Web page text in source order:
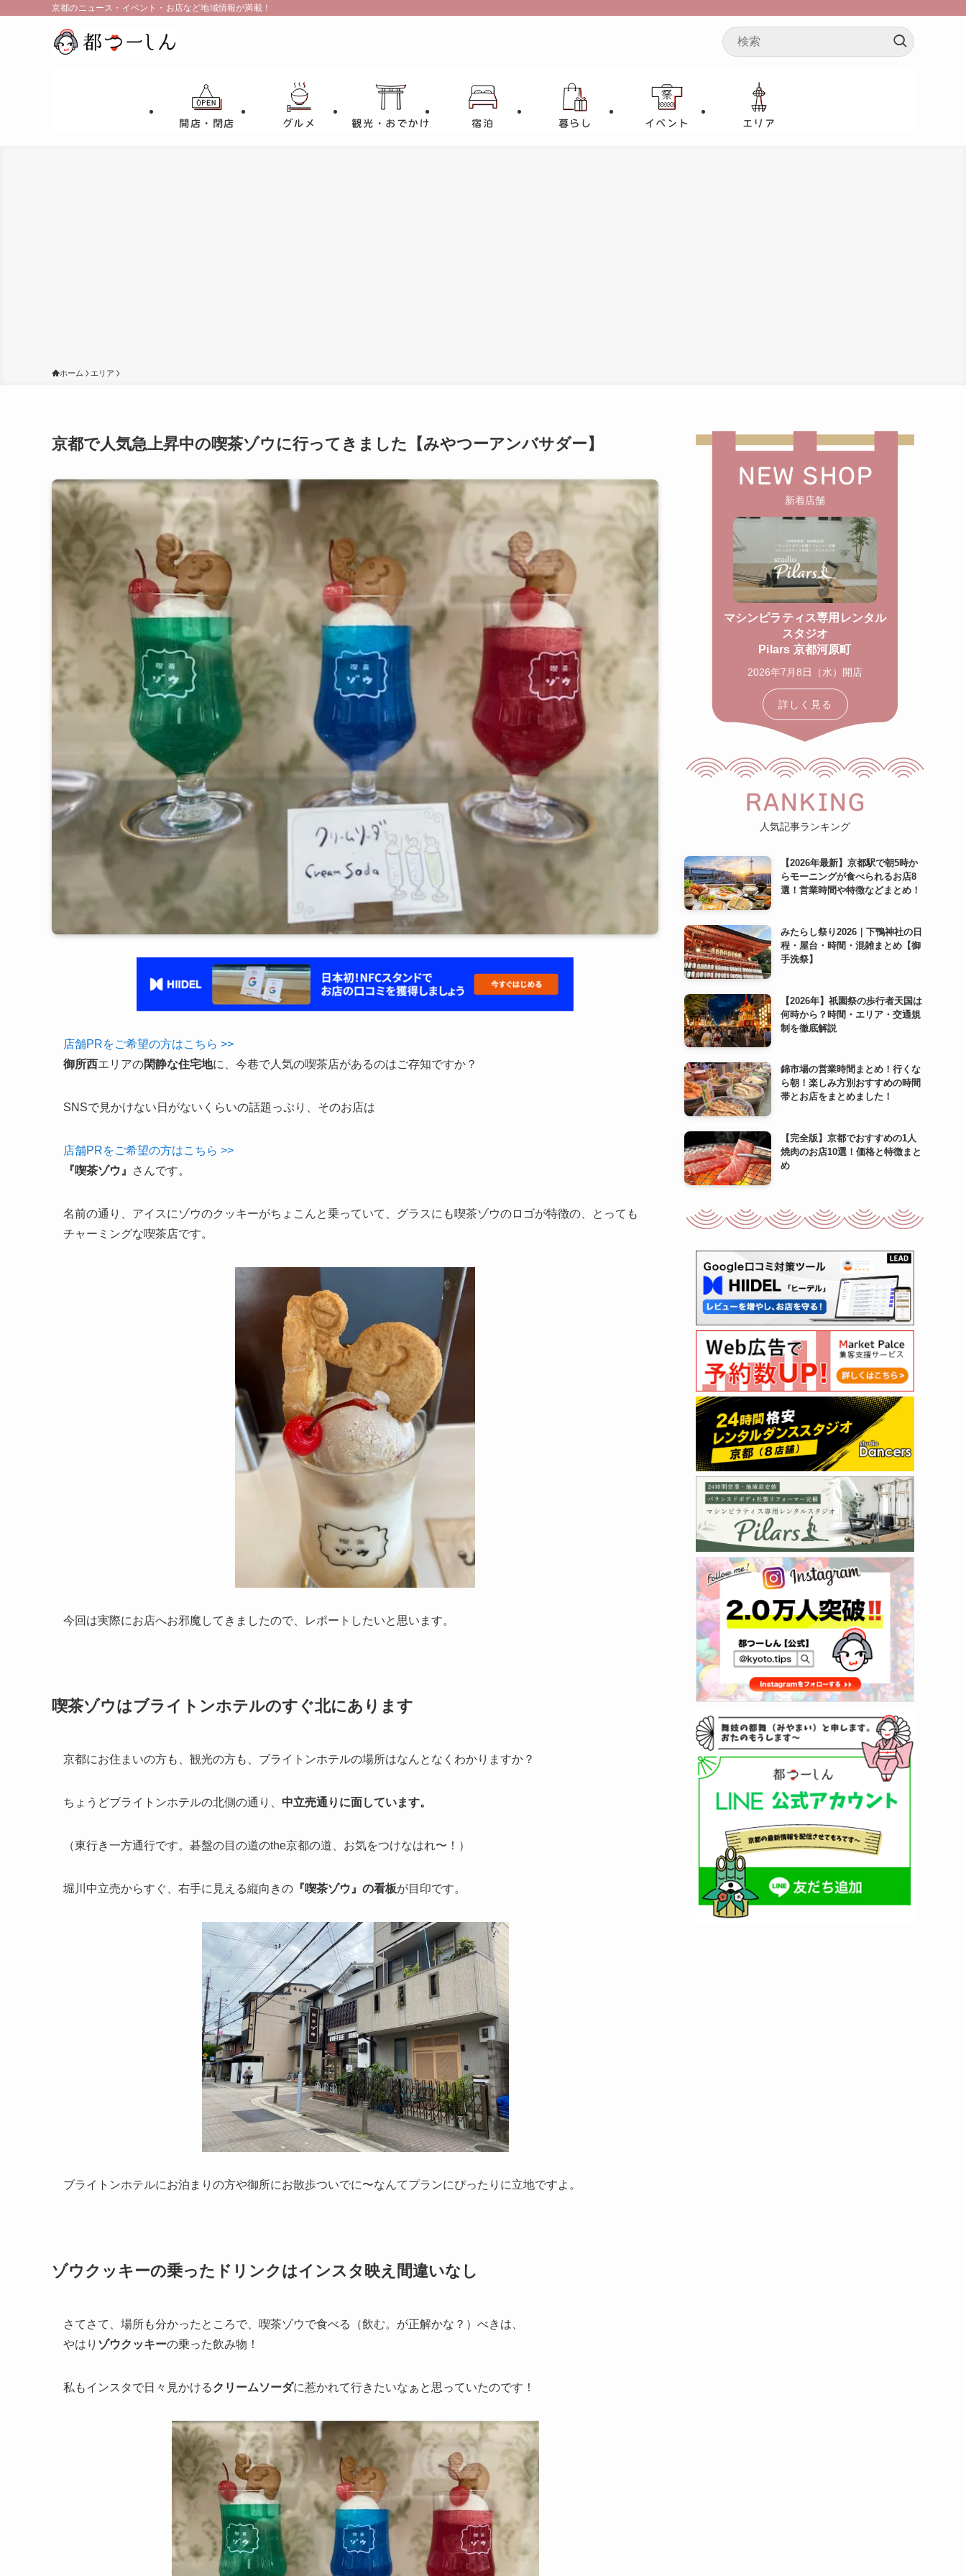
京都のニュース・イベント・お店など地域情報が満載！
開店・閉店 グルメ 観光・おでかけ 宿泊 暮らし イベント エリア
ホーム エリア
京都で人気急上昇中の喫茶ゾウに行ってきました【みやつーアンバサダー】
店舗PRをご希望の方はこちら >>
御所西エリアの閑静な住宅地に、今巷で人気の喫茶店があるのはご存知ですか？
SNSで見かけない日がないくらいの話題っぷり、そのお店は
店舗PRをご希望の方はこちら >>
『喫茶ゾウ』
さんです。
名前の通り、アイスにゾウのクッキーがちょこんと乗っていて、グラスにも喫茶ゾウのロゴが特徴の、とっても
チャーミングな喫茶店です。
今回は実際にお店へお邪魔してきましたので、レポートしたいと思います。
喫茶ゾウはブライトンホテルのすぐ北にあります
京都にお住まいの方も、観光の方も、ブライトンホテルの場所はなんとなくわかりますか？
ちょうどブライトンホテルの北側の通り、 中立売通りに面しています。
（東行き一方通行です。碁盤の目の道のthe京都の道、お気をつけなはれ〜！）
堀川中立売からすぐ、右手に見える縦向きの 『喫茶ゾウ』の看板が目印です。
ブライトンホテルにお泊まりの方や御所にお散歩ついでに〜なんてプランにぴったりに立地ですよ。
ゾウクッキーの乗ったドリンクはインスタ映え間違いなし
さてさて、場所も分かったところで、喫茶ゾウで食べる（飲む。が正解かな？）べきは、
やはり ゾウクッキーの乗った飲み物！
私もインスタで日々見かけるクリームソーダに惹かれて行きたいなぁと思っていたのです！
NEW SHOP
新着店舗
マシンピラティス専用レンタル
スタジオ
Pilars 京都河原町
2026年7月8日（水）開店
詳しく見る
RANKING
人気記事ランキング
【2026年最新】京都駅で朝5時か
らモーニングが食べられるお店8
選！営業時間や特徴などまとめ！
みたらし祭り2026｜下鴨神社の日
程・屋台・時間・混雑まとめ【御
手洗祭】
【2026年】祇園祭の歩行者天国は
何時から？時間・エリア・交通規
制を徹底解説
錦市場の営業時間まとめ！行くな
ら朝！楽しみ方別おすすめの時間
帯とお店をまとめました！
【完全版】京都でおすすめの1人
焼肉のお店10選！価格と特徴まと
め